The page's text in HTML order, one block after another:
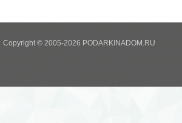
Copyright © 2005-2026 PODARKINADOM.RU